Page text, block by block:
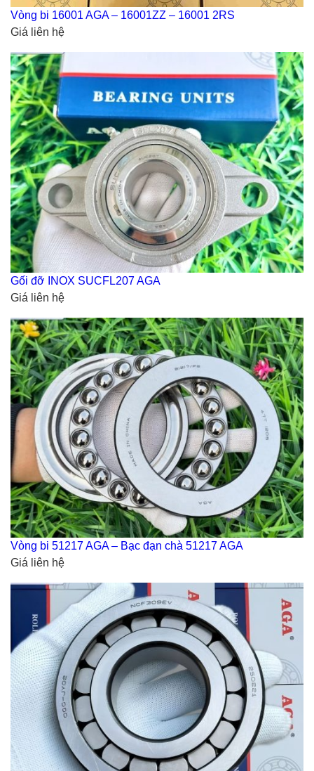
Vòng bi 16001 AGA – 16001ZZ – 16001 2RS
Giá liên hệ
Gối đỡ INOX SUCFL207 AGA
Giá liên hệ
Vòng bi 51217 AGA – Bạc đạn chà 51217 AGA
Giá liên hệ